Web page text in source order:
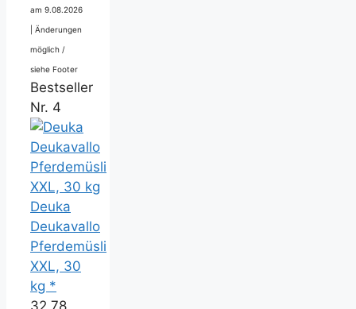
am 9.08.2026
Änderungen
möglich /
siehe Footer
Bestseller
Nr. 4
Deuka
Deukavallo
Pferdemüsli
XXL, 30
kg *